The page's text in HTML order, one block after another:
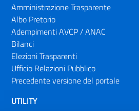
Amministrazione Trasparente
Albo Pretorio
Adempimenti AVCP / ANAC
Bilanci
Elezioni Trasparenti
Ufficio Relazioni Pubblico
Precedente versione del portale
UTILITY